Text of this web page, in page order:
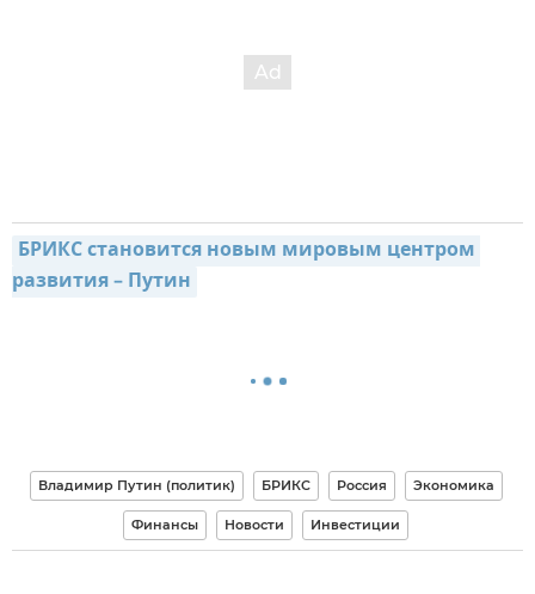
БРИКС становится новым мировым центром
развития – Путин
Владимир Путин (политик) БРИКС Россия Экономика
Финансы Новости Инвестиции